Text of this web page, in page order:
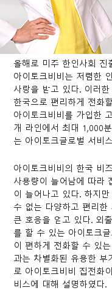
올해로 미주 한인사회 진
아이토크비비는 저렴한
사랑을 받고 있다. 이러
한국으로 편리하게 전화
아이토크비비를 가입한
개 라인에서 최대 1,000
는 아이토크글로벌 서비
아이토크비비의 한국 비
사용량이 늘어남에 따라
이 늘어나고 있다. 하지
수 없는 다양하고 편리한
큰 호응을 얻고 있다. 외
를 할 수 있는 아이토크
이 편하게 전화할 수 있
과는 차별화된 유용한 부
로 아이토크비비 집전화
비스에 대해 설명하였다.